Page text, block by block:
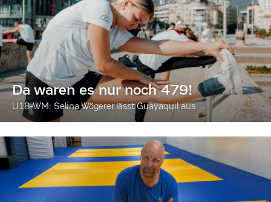
Da waren es nur noch 479!
U18-WM: Selina Wögerer lässt Guayaquil aus